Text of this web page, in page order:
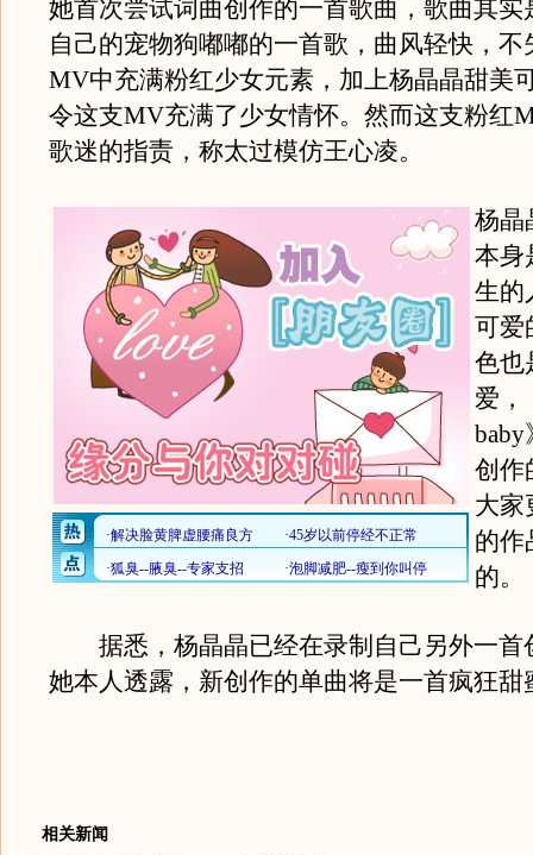
她首次尝试词曲创作的一首歌曲，歌曲其实
自己的宠物狗嘟嘟的一首歌，曲风轻快，不
MV中充满粉红少女元素，加上杨晶晶甜美
令这支MV充满了少女情怀。然而这支粉红
歌迷的指责，称太过模仿王心凌。
杨晶
本身
生的
可爱
色也
爱，
创作
大家
的作
的。
据悉，杨晶晶已经在录制自己另外一首
她本人透露，新创作的单曲将是一首疯狂甜
相关新闻